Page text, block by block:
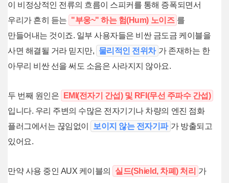
이 비정상적인 전류의 흐름이 스피커를 통해 증폭되면서
우리가 흔히 듣는 "부웅~" 하는 험(Hum) 노이즈 를
만들어내는 것이죠. 일부 사용자들은 비싼 금도금 케이블을
사면 해결될 거라 믿지만, 물리적인 전위차 가 존재하는 한
아무리 비싼 선을 써도 소음은 사라지지 않아요.
두 번째 원인은
EMI(전자기 간섭) 및 RFI(무선 주파수 간섭)
입니다. 우리 주변의 수많은 전자기기나 차량의 엔진 점화
플러그에서는 끊임없이
보이지 않는 전자기파 가 방출되고
있어요.
만약 사용 중인 AUX 케이블의 실드(Shield, 차폐) 처리 가